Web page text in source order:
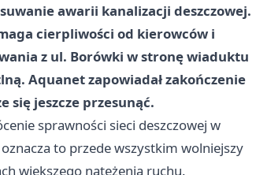
awarii kanalizacji deszczowej.
cierpliwości od kierowców i
z ul. Borówki w stronę wiaduktu
Aquanet zapowiadał zakończenie
jeszcze przesunąć.
sprawności sieci deszczowej w
to przede wszystkim wolniejszy
większego natężenia ruchu.